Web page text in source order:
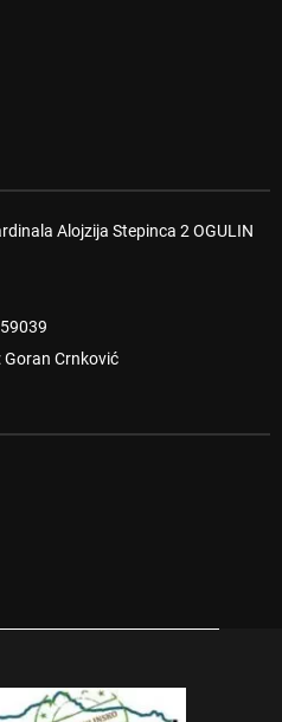
Alojzija Stepinca 2 OGULIN
Goran Crnković